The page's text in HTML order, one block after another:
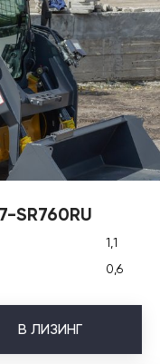
SR760RU
1,1
0,6
В ЛИЗИНГ